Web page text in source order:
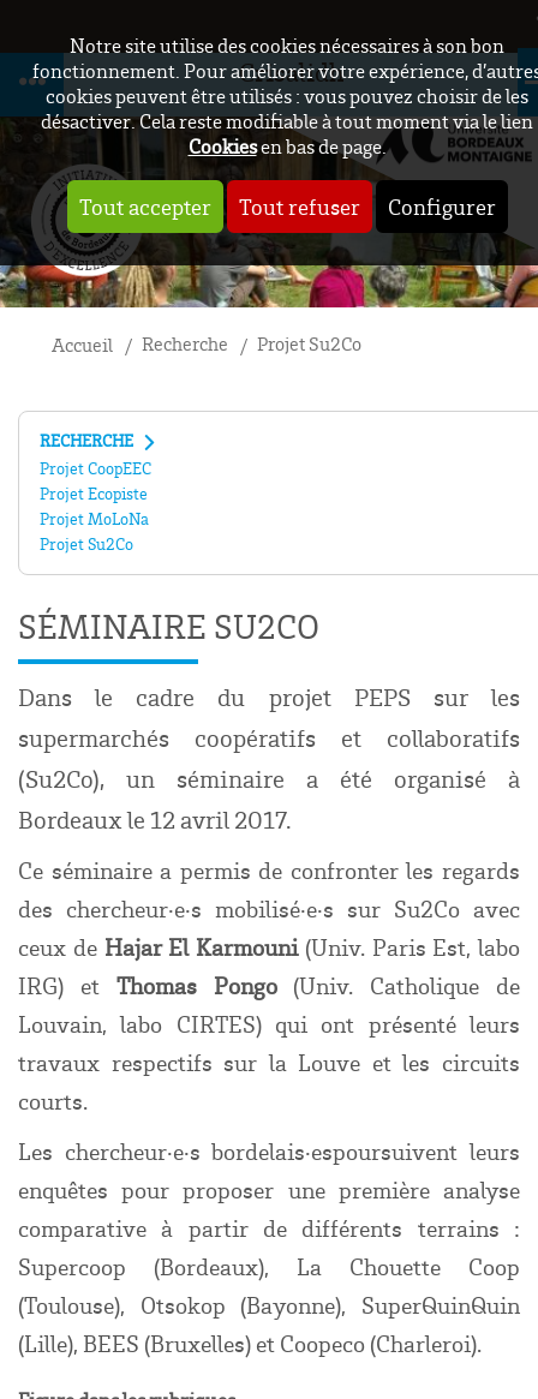
Notre site utilise des cookies nécessaires à son bon
fonctionnement. Pour améliorer votre expérience,
cookies peuvent être utilisés : vous pouvez choisir de les
désactiver. Cela reste modifiable à tout moment via le lien
Cookiesen bas de page.
Tout accepter Tout refuser Configurer
Crisalidh
Accueil Recherche Projet Su2Co
RECHERCHE
Projet CoopEEC
Projet Ecopiste
Projet MoLoNa
Projet Su2Co
SÉMINAIRE SU2CO
Dans le cadre du projet PEPS sur les
supermarchés coopératifs et collaboratifs
(Su2Co), un séminaire a été organisé à
Bordeaux le 12 avril 2017.
Ce séminaire a permis de confronter les regards
des chercheur·e·s mobilisé·e·s sur Su2Co avec
ceux de Hajar El Karmouni(Univ. Paris Est, labo
IRG) et Thomas Pongo(Univ. Catholique de
Louvain, labo CIRTES) qui ont présenté leurs
travaux respectifs sur la Louve et les circuits
courts.
Les chercheur·e·s bordelais·espoursuivent leurs
enquêtes pour proposer une première analyse
comparative à partir de différents terrains :
Supercoop (Bordeaux), La Chouette Coop
(Toulouse), Otsokop (Bayonne), SuperQuinQuin
(Lille), BEES (Bruxelles) et Coopeco (Charleroi).